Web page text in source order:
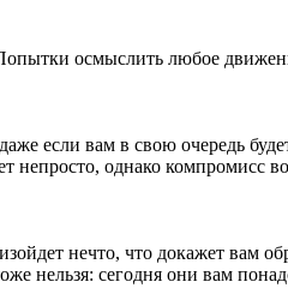
осмыслить любое
если вам в свою очередь
непросто, однако компромисс
нечто, что докажет вам
нельзя: сегодня они вам